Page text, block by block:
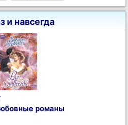
и навсегда
романы